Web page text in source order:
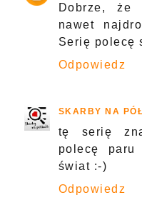
Dobrze, że
nawet
Serię polecę
Odpowiedz
SKARBY NA
tę serię
polecę
świat :-)
Odpowiedz